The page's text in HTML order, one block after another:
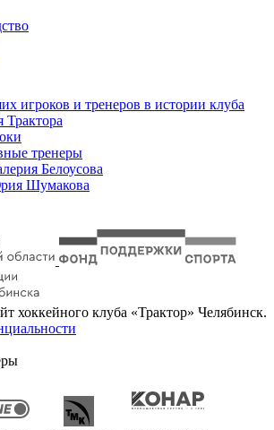
игроков и тренеров в истории клуба
Трактора
тренеры
Белоусова
Шумакова
хоккейного клуба «Трактор» Челябинск.